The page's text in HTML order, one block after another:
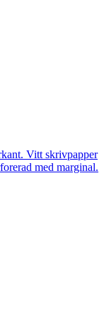
Vitt skrivpapper
med marginal.